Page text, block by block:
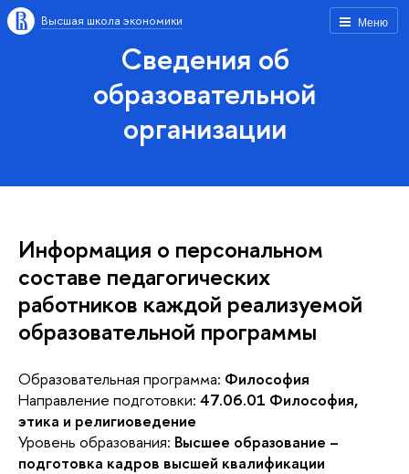
Меню
Высшая школа экономики
Сведения об
образовательной
организации
Информация о персональном
составе педагогических
работников каждой реализуемой
образовательной программы
Образовательная программа: Философия
Направление подготовки: 47.06.01 Философия,
этика и религиоведение
Уровень образования: Высшее образование –
подготовка кадров высшей квалификации